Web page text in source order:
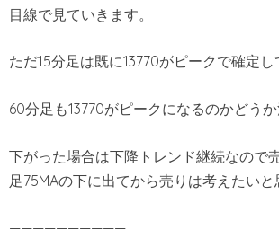
目線で見ていきます。
ただ15分足は既に13770がピークで確定し
60分足も13770がピークになるのかどうか
下がった場合は下降トレンド継続なので
足75MAの下に出てから売りは考えたいと
——————————